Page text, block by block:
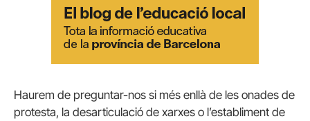
Haurem de preguntar-nos si més enllà de les onades de
protesta, la desarticulació de xarxes o l’establiment de